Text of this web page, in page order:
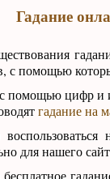
Гадание
с помощью
помощью цифр и
гадание на
для нашего
бесплатное